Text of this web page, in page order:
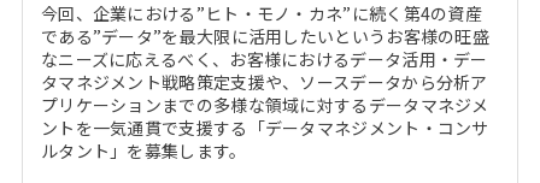
今回、企業における”ヒト・モノ・カネ”に続く第4の資産
である”データ”を最大限に活用したいというお客様の旺盛
なニーズに応えるべく、お客様におけるデータ活用・デー
タマネジメント戦略策定支援や、ソースデータから分析ア
プリケーションまでの多様な領域に対するデータマネジメ
ントを一気通貫で支援する「データマネジメント・コンサ
ルタント」を募集します。